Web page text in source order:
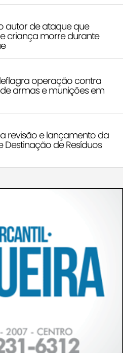
autor de ataque que
criança morre durante
operação contra
armas e munições em
revisão e lançamento da
Destinação de Resíduos